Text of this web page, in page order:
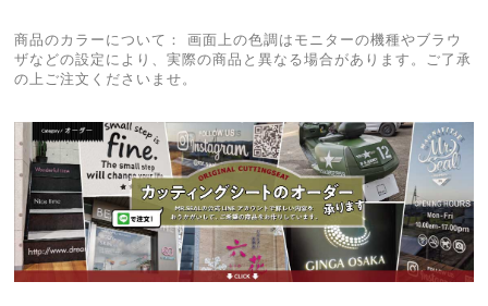
商品のカラーについて： 画面上の色調はモニターの機種やブラウ
ザなどの設定により、実際の商品と異なる場合があります。ご了承
の上ご注文くださいませ。